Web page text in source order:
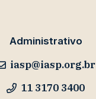
Administrativo
iasp@iasp.org.br
11 3170 3400